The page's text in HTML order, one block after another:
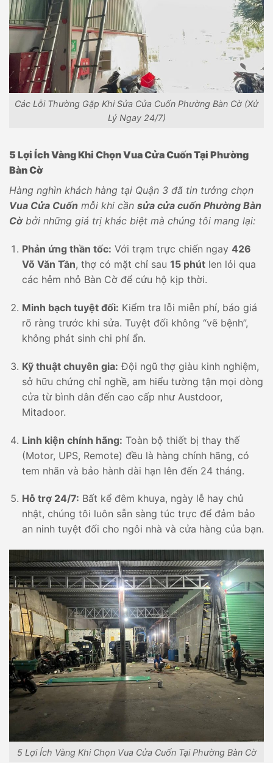
Các Lỗi Thường Gặp Khi Sửa Cửa Cuốn Phường Bàn Cờ (Xử
Lý Ngay 24/7)
5 Lợi Ích Vàng Khi Chọn Vua Cửa Cuốn Tại Phường
Bàn Cờ
Hàng nghìn khách hàng tại Quận 3 đã tin tưởng chọn
Vua Cửa Cuốn mỗi khi cần sửa cửa cuốn Phường Bàn
Cờbởi những giá trị khác biệt mà chúng tôi mang lại:
Phản ứng thần tốc: Với trạm trực chiến ngay 426
Võ Văn Tần, thợ có mặt chỉ sau 15 phútlen lỏi qua
các hẻm nhỏ Bàn Cờ để cứu hộ kịp thời.
Minh bạch tuyệt đối: Kiểm tra lỗi miễn phí, báo giá
rõ ràng trước khi sửa. Tuyệt đối không “vẽ bệnh”,
không phát sinh chi phí ẩn.
Kỹ thuật chuyên gia: Đội ngũ thợ giàu kinh nghiệm,
sở hữu chứng chỉ nghề, am hiểu tường tận mọi dòng
cửa từ bình dân đến cao cấp như Austdoor,
Mitadoor.
Linh kiện chính hãng: Toàn bộ thiết bị thay thế
(Motor, UPS, Remote) đều là hàng chính hãng, có
tem nhãn và bảo hành dài hạn lên đến 24 tháng.
Hỗ trợ 24/7: Bất kể đêm khuya, ngày lễ hay chủ
nhật, chúng tôi luôn sẵn sàng túc trực để đảm bảo
an ninh tuyệt đối cho ngôi nhà và cửa hàng của bạn.
5 Lợi Ích Vàng Khi Chọn Vua Cửa Cuốn Tại Phường Bàn Cờ